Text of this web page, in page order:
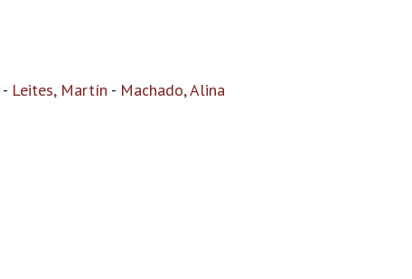
- Leites, Martín - Machado, Alina